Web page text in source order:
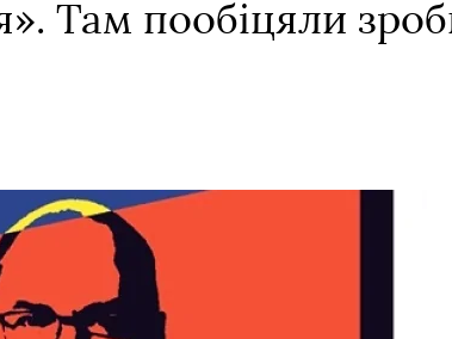
Там пообіцяли